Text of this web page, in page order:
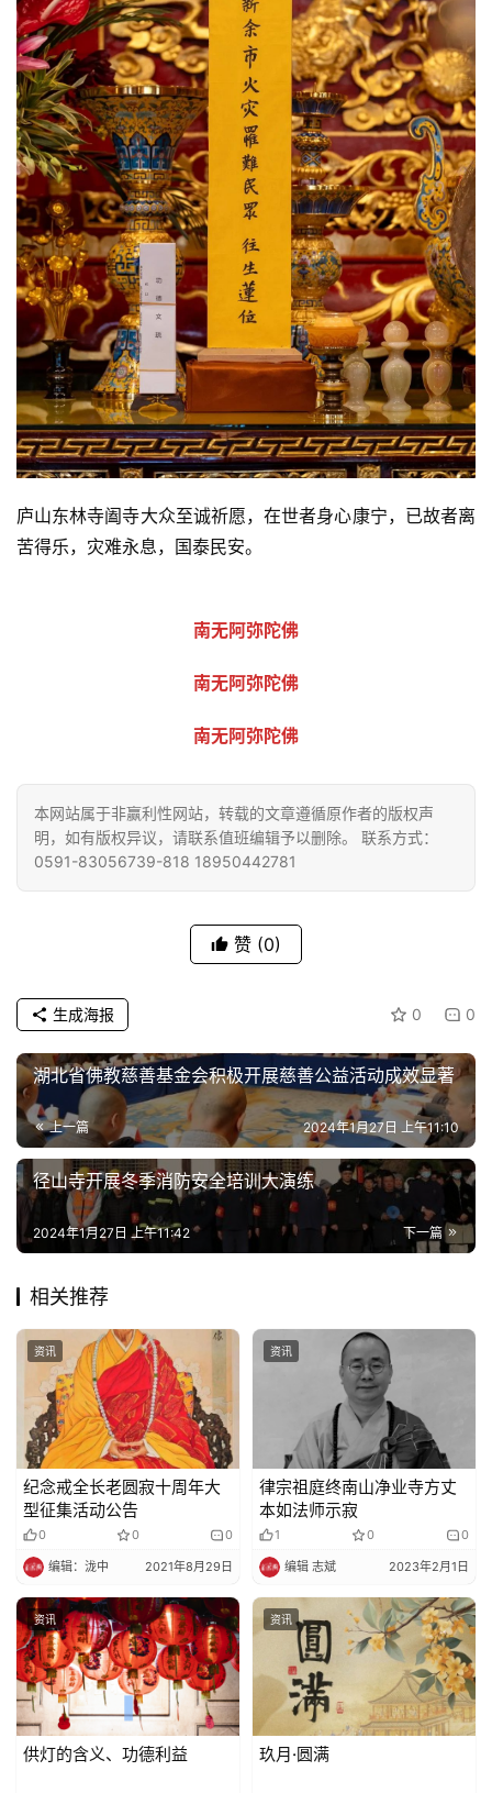
心
乐
菩
提
专
题
公
益
慈
善
佛
教
人
寺
纪
录
佛
政
法
规
免
责
声
明
登录 注册
庐山东林寺阖寺大众至诚祈愿，在世者身心康宁，已故者离
苦得乐，灾难永息，国泰民安。
南无阿弥陀佛
南无阿弥陀佛
南无阿弥陀佛
本网站属于非赢利性网站，转载的文章遵循原作者的版权声
明，如有版权异议，请联系值班编辑予以删除。 联系方式：
0591-83056739-818 18950442781
赞 (0)
0 0
生成海报
湖北省佛教慈善基金会积极开展慈善公益活动成效显著
上一篇 2024年1月27日 上午11:10
径山寺开展冬季消防安全培训大演练
下一篇
2024年1月27日 上午11:42
相关推荐
资讯
纪念戒全长老圆寂十周年大
型征集活动公告
0 0 0
编辑：泷中 2021年8月29日
资讯
律宗祖庭终南山净业寺方丈
本如法师示寂
1 0 0
编辑 志斌 2023年2月1日
资讯
供灯的含义、功德利益
资讯
玖月·圆满